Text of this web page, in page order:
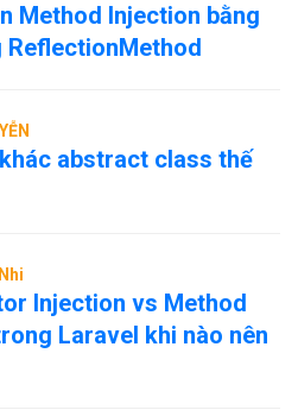
Method Injection bằng
ReflectionMethod
abstract class thế
Injection vs Method
Laravel khi nào nên